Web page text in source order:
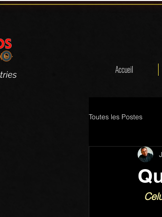
Accueil
Toutes les Postes